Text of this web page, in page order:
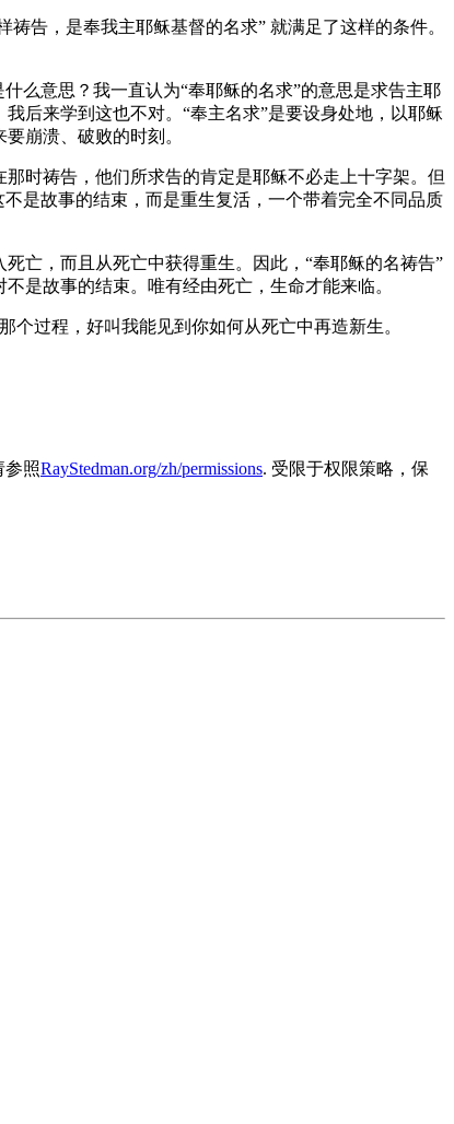
告，是奉我主耶稣基督的名求” 就满足了这样的条件。
么意思？我一直认为“奉耶稣的名求”的意思是求告主耶
后来学到这也不对。“奉主名求”是要设身处地，以耶稣
崩溃、破败的时刻。
时祷告，他们所求告的肯定是耶稣不必走上十字架。但
是故事的结束，而是重生复活，一个带着完全不同品质
亡，而且从死亡中获得重生。因此，“奉耶稣的名祷告”
是故事的结束。唯有经由死亡，生命才能来临。
过程，好叫我能见到你如何从死亡中再造新生。
参照RayStedman.org/zh/permissions. 受限于权限策略，保